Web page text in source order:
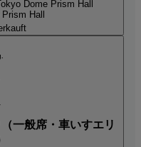
Dome Prism Hall
Hall
一般席・車いすエリ